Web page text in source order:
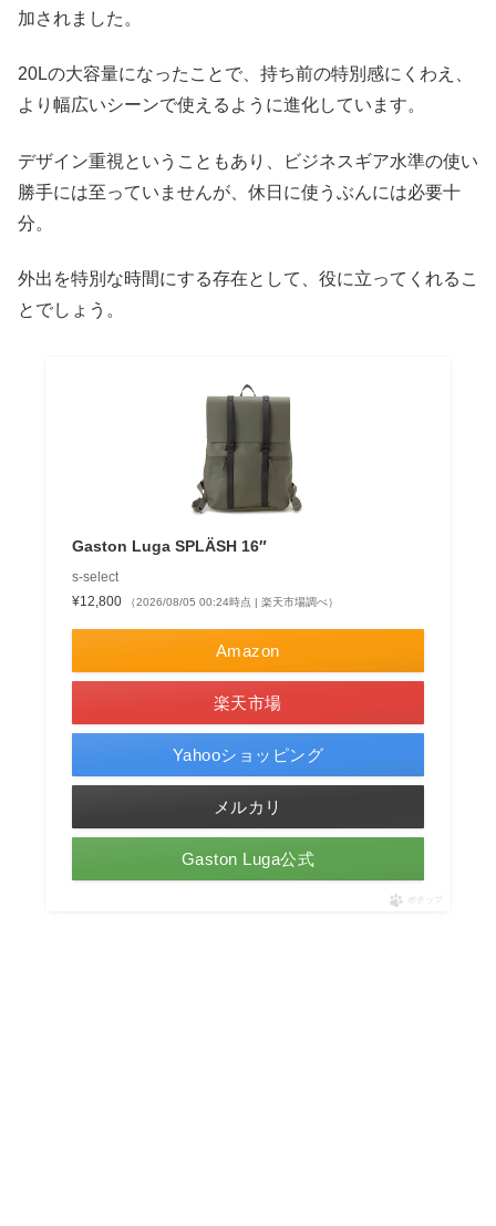
加されました。
20Lの大容量になったことで、持ち前の特別感にくわえ、
より幅広いシーンで使えるように進化しています。
デザイン重視ということもあり、ビジネスギア水準の使い
勝手には至っていませんが、休日に使うぶんには必要十
分。
外出を特別な時間にする存在として、役に立ってくれるこ
とでしょう。
Gaston Luga SPLÄSH 16″
s-select
¥12,800
（2026/08/05 00:24時点 | 楽天市場調べ）
Amazon
楽天市場
Yahooショッピング
メルカリ
Gaston Luga公式
ポチップ